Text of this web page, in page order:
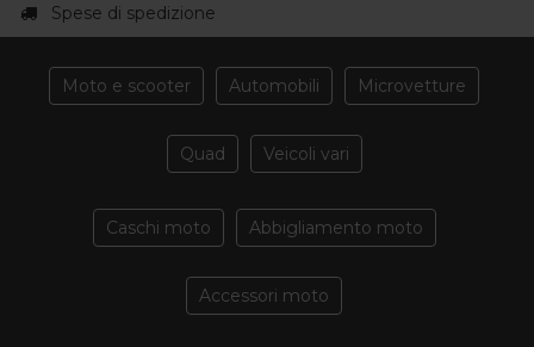
Spese di spedizione
Moto e scooter Automobili Microvetture
Quad Veicoli vari
Caschi moto Abbigliamento moto
Accessori moto